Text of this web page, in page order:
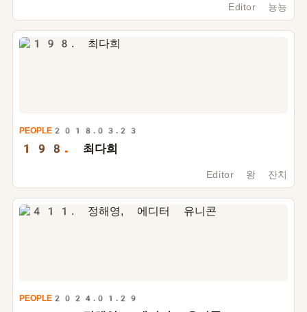
Editor 뇽뇽
PEOPLE 2018.03.23
198. 최다희
Editor 왕 잔치
PEOPLE 2024.01.29